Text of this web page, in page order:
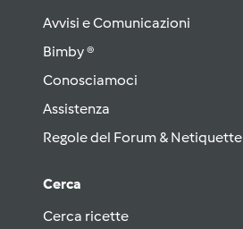
Avvisi e Comunicazioni
Bimby ®
Conosciamoci
Assistenza
Regole del Forum & Netiquette
Cerca
Cerca ricette